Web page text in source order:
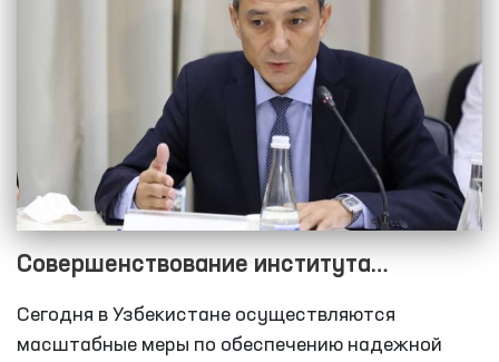
Совершенствование института
Уполномоченного Олий Мажлиса по
правам человека (омбудсмана)
Сегодня в Узбекистане осуществляются
масштабные меры по обеспечению надежной